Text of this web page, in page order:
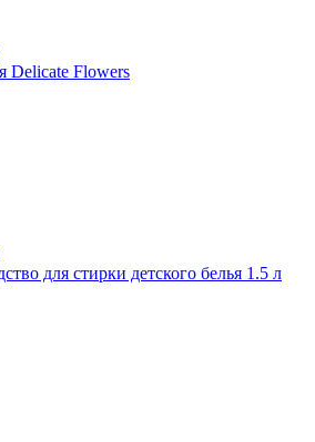
Delicate Flowers
для стирки детского белья 1.5 л